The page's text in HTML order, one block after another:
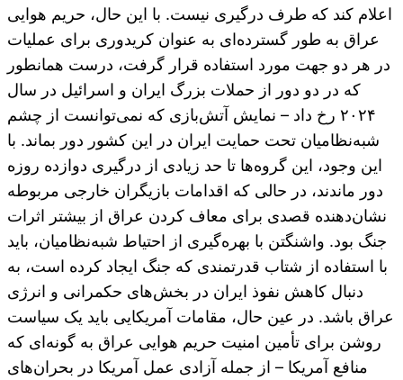
اعلام کند که طرف درگیری نیست. با این حال، حریم هوایی
عراق به طور گسترده‌ای به عنوان کریدوری برای عملیات
در هر دو جهت مورد استفاده قرار گرفت، درست همانطور
که در دو دور از حملات بزرگ ایران و اسرائیل در سال
۲۰۲۴ رخ داد – نمایش آتش‌بازی که نمی‌توانست از چشم
شبه‌نظامیان تحت حمایت ایران در این کشور دور بماند. با
این وجود، این گروه‌ها تا حد زیادی از درگیری دوازده روزه
دور ماندند، در حالی که اقدامات بازیگران خارجی مربوطه
نشان‌دهنده قصدی برای معاف کردن عراق از بیشتر اثرات
جنگ بود. واشنگتن با بهره‌گیری از احتیاط شبه‌نظامیان، باید
با استفاده از شتاب قدرتمندی که جنگ ایجاد کرده است، به
دنبال کاهش نفوذ ایران در بخش‌های حکمرانی و انرژی
عراق باشد. در عین حال، مقامات آمریکایی باید یک سیاست
روشن برای تأمین امنیت حریم هوایی عراق به گونه‌ای که
منافع آمریکا – از جمله آزادی عمل آمریکا در بحران‌های